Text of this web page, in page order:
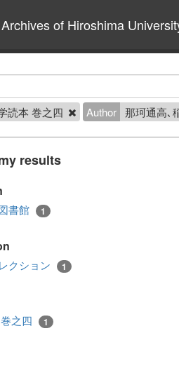
of Hiroshima
読本 巻之四 Author 那珂通高､
results
書館 1
クション 1
之四 1